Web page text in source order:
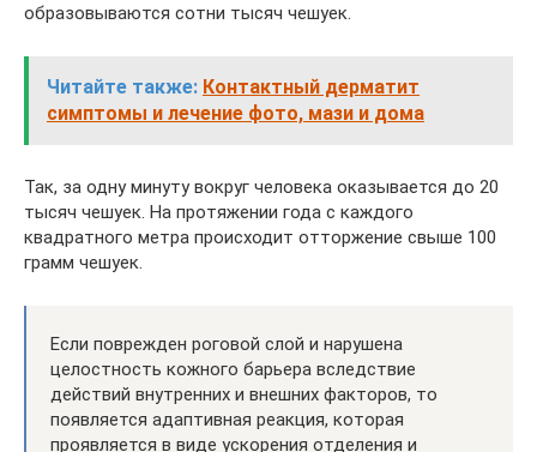
образовываются сотни тысяч чешуек.
Читайте также: Контактный дерматит
симптомы и лечение фото, мази и дома
Так, за одну минуту вокруг человека оказывается до 20
тысяч чешуек. На протяжении года с каждого
квадратного метра происходит отторжение свыше 100
грамм чешуек.
Если поврежден роговой слой и нарушена
целостность кожного барьера вследствие
действий внутренних и внешних факторов, то
появляется адаптивная реакция, которая
проявляется в виде ускорения отделения и